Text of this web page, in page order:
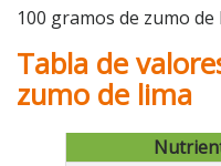
100 gramos de zumo
Tabla de
zumo de lima